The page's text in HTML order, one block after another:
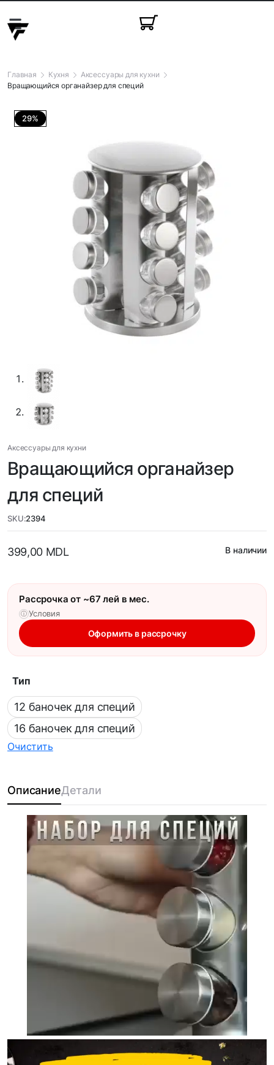
Главная Кухня
Аксессуары для кухни
Вращающийся органайзер для специй
29%
Аксессуары для кухни
Вращающийся органайзер
для специй
SKU:2394
399,00 MDL В наличии
Рассрочка от ~67 лей в мес.
ⓘ Условия
Оформить в рассрочку
Тип
12 баночек для специй
16 баночек для специй
Очистить
ОписаниеДетали